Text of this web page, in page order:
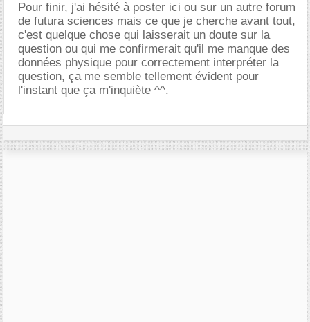
Pour finir, j'ai hésité à poster ici ou sur un autre forum
de futura sciences mais ce que je cherche avant tout,
c'est quelque chose qui laisserait un doute sur la
question ou qui me confirmerait qu'il me manque des
données physique pour correctement interpréter la
question, ça me semble tellement évident pour
l'instant que ça m'inquiète ^^.